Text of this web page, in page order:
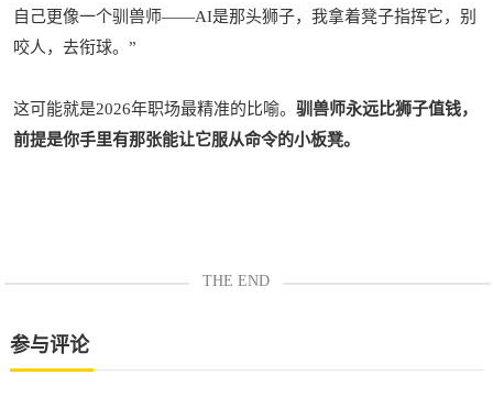
自己更像一个驯兽师——AI是那头狮子，我拿着凳子指挥它，别
咬人，去衔球。”
这可能就是2026年职场最精准的比喻。驯兽师永远比狮子值钱，
前提是你手里有那张能让它服从命令的小板凳。
THE END
参与评论